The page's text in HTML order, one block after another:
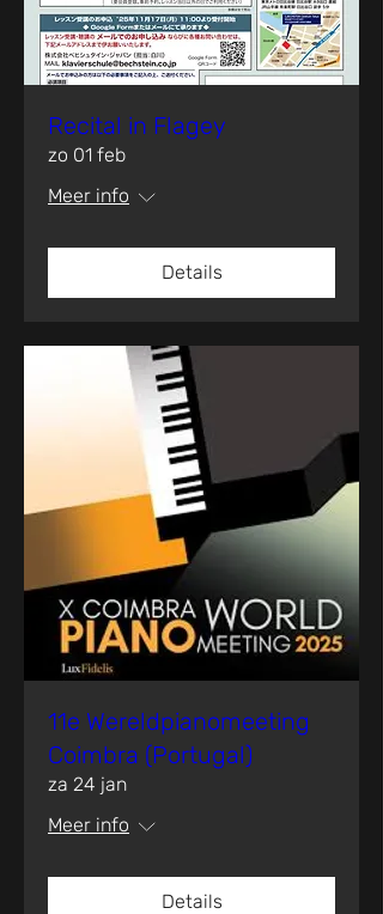
Recital in Flagey
zo 01 feb
Meer info
Details
11e Wereldpianomeeting
Coimbra (Portugal)
za 24 jan
Meer info
Details